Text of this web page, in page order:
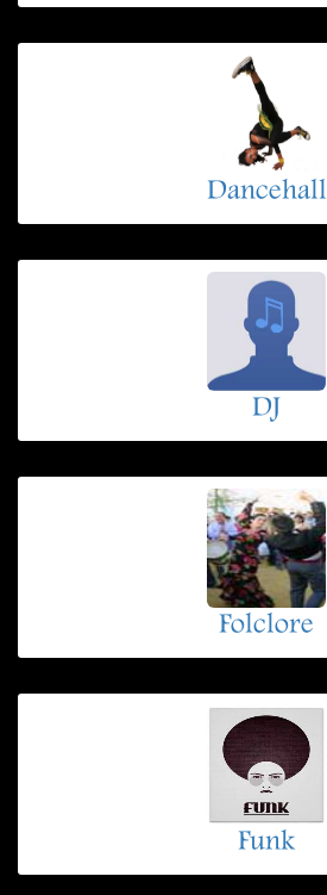
Dancehall
DJ
Folclore
Funk